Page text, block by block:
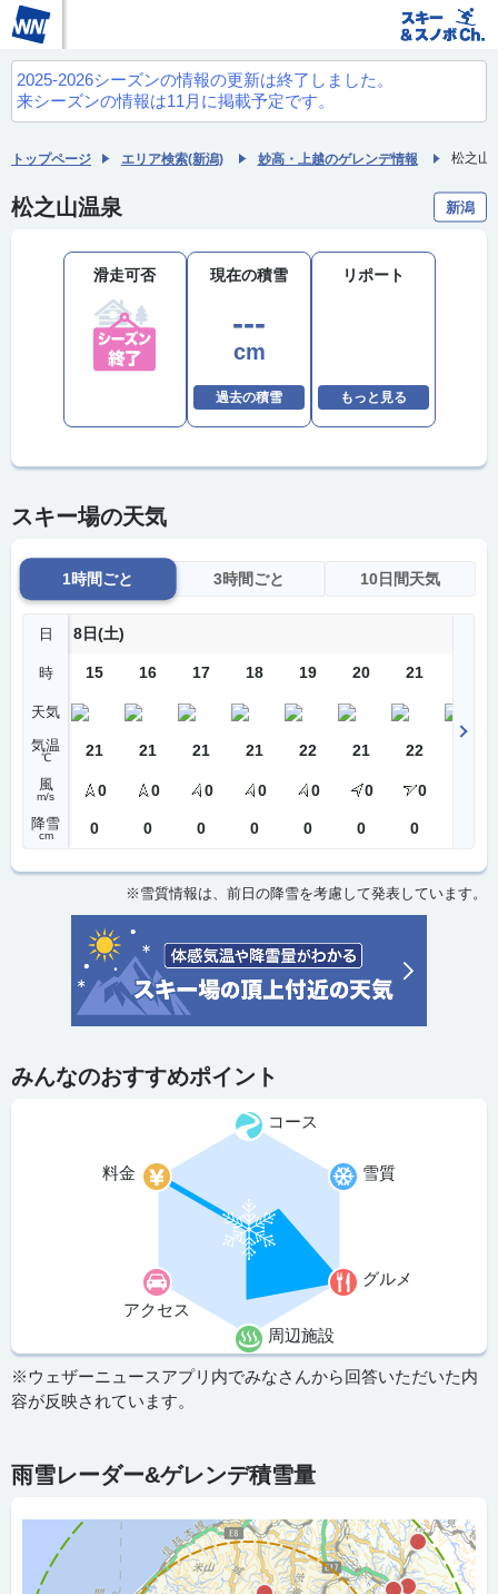
2025-2026シーズンの情報の更新は終了しました。
来シーズンの情報は11月に掲載予定です。
トップページ エリア検索(新潟) 妙高・上越のゲレンデ情報 松之山
松之山温泉 新潟
滑走可否 現在の積雪
---
cm
過去の積雪
リポート
もっと見る
スキー場の天気
1時間ごと 3時間ごと 10日間天気
日
時
天気
気温
℃
風
m/s
降雪
cm
8日(土)
15
21
0
0
16
21
0
0
17
21
0
0
18
21
0
0
19
22
0
0
20
21
0
0
21
22
0
0
※雪質情報は、前日の降雪を考慮して発表しています。
みんなのおすすめポイント
コース
周辺施設
雪質
アクセス
グルメ
料金
※ウェザーニュースアプリ内でみなさんから回答いただいた内
容が反映されています。
雨雪レーダー&ゲレンデ積雪量